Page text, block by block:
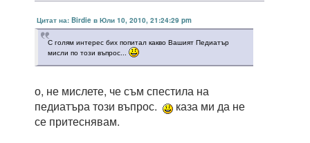
Цитат на: Birdie в Юли 10, 2010, 21:24:29 pm
С голям интерес бих попитал какво Вашият Педиатър
мисли по този въпрос...
о, не мислете, че съм спестила на
педиатъра този въпрос.
каза ми да не
се притеснявам.